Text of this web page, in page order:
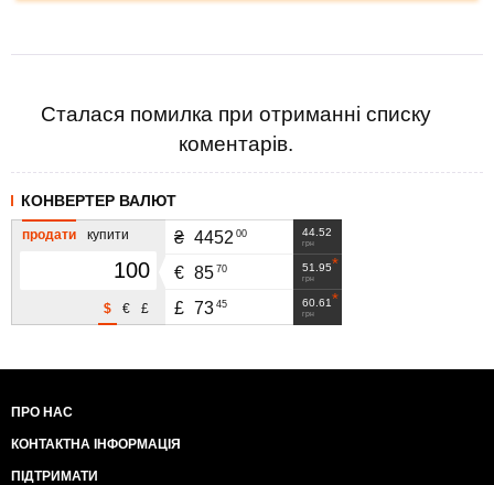
Сталася помилка при отриманні списку
коментарів.
КОНВЕРТЕР ВАЛЮТ
продати купити
£
€
$
44.52
грн
₴ 4452 00
51.95
грн
€ 85 70
60.61
грн
£ 73 45
ПРО НАС
КОНТАКТНА ІНФОРМАЦІЯ
ПІДТРИМАТИ